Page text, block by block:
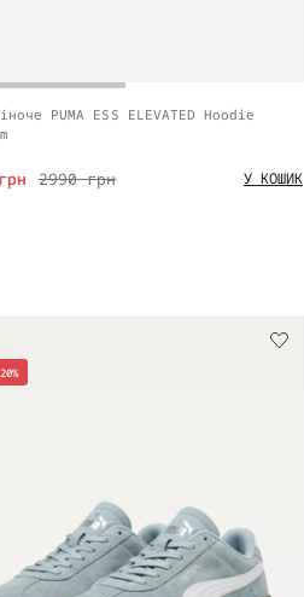
PUMA ESS ELEVATED Hoodie
2990 грн У КОШИК